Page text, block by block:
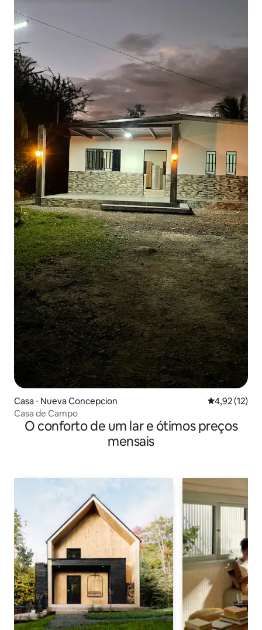
Casa ⋅ Nueva Concepcion 4,92 de uma
4,92 (12)
Casa de Campo
O conforto de um lar e ótimos preços
mensais